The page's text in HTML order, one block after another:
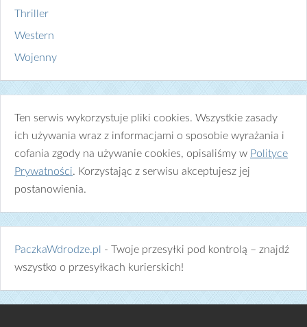
Thriller
Western
Wojenny
Ten serwis wykorzystuje pliki cookies. Wszystkie zasady
ich używania wraz z informacjami o sposobie wyrażania i
cofania zgody na używanie cookies, opisaliśmy w Polityce
Prywatności. Korzystając z serwisu akceptujesz jej
postanowienia.
PaczkaWdrodze.pl
- Twoje przesyłki pod kontrolą – znajdź
wszystko o przesyłkach kurierskich!